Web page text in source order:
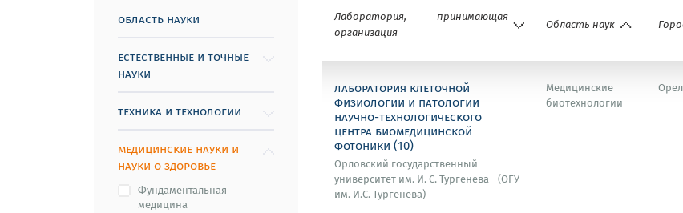
область науки
естественные и точные
науки
техника и технологии
медицинские науки и
науки о здоровье
Фундаментальная
медицина
Лаборатория, принимающая
организация
Область наук
лаборатория клеточной
физиологии и патологии
научно-технологического
центра биомедицинской
фотоники (10)
Орловский государственный
университет им. И. С. Тургенева - (ОГУ
им. И.С. Тургенева)
Медицинские
биотехнологии
Орел